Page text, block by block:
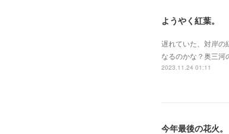
ようやく紅葉。
遅れていた、対岸の
なるのかな？奥三
2023.11.24 01:11
今年最後の花火。